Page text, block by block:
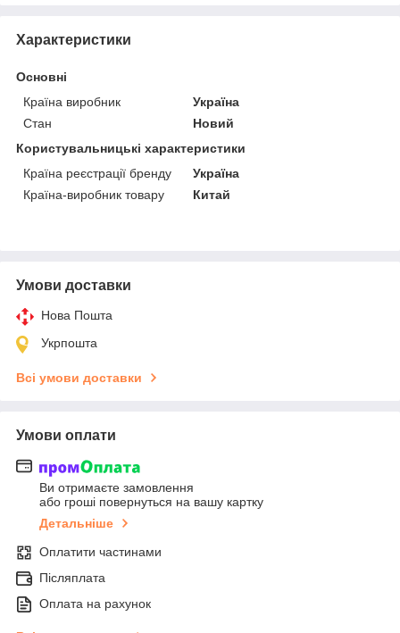
Характеристики
Основні
Країна виробник
Україна
Стан
Новий
Користувальницькі характеристики
Країна реєстрації бренду
Україна
Країна-виробник товару
Китай
Умови доставки
Нова Пошта
Укрпошта
Всі умови доставки
Умови оплати
Ви отримаєте замовлення
або гроші повернуться на вашу картку
Детальніше
Оплатити частинами
Післяплата
Оплата на рахунок